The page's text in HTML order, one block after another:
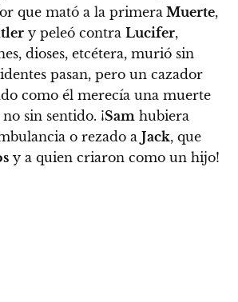
que mató a la primera Muerte,
y peleó contra Lucifer,
dioses, etcétera, murió sin
pasan, pero un cazador
como él merecía una muerte
sin sentido. ¡Sam hubiera
o rezado a Jack, que
y a quien criaron como un hijo!